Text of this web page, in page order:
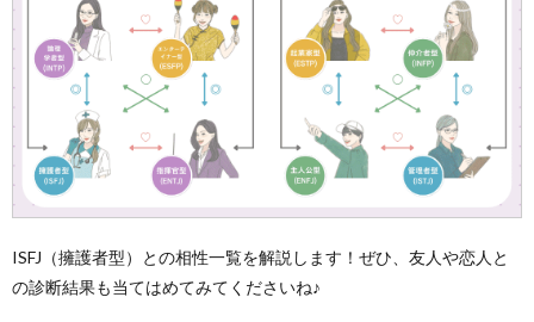
ISFJ（擁護者型）との相性一覧を解説します！ぜひ、友人や恋人と
の診断結果も当てはめてみてくださいね♪